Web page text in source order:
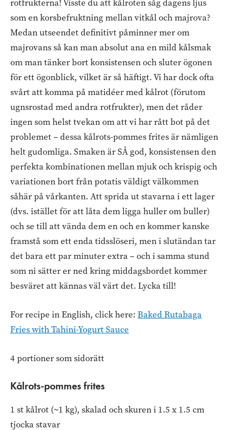
rotfrukterna! Visste du att kålroten såg dagens ljus
som en korsbefruktning mellan vitkål och majrova?
Medan utseendet definitivt påminner mer om
majrovans så kan man absolut ana en mild kålsmak
om man tänker bort konsistensen och sluter ögonen
för ett ögonblick, vilket är så häftigt. Vi har dock ofta
svårt att komma på matidéer med kålrot (förutom
ugnsrostad med andra rotfrukter), men det råder
ingen som helst tvekan om att vi har rått bot på det
problemet – dessa kålrots-pommes frites är nämligen
helt gudomliga. Smaken är SÅ god, konsistensen den
perfekta kombinationen mellan mjuk och krispig och
variationen bort från potatis väldigt välkommen
såhär på vårkanten. Att sprida ut stavarna i ett lager
(dvs. istället för att låta dem ligga huller om buller)
och se till att vända dem en och en kommer kanske
framstå som ett enda tidsslöseri, men i slutändan tar
det bara ett par minuter extra – och i samma stund
som ni sätter er ned kring middagsbordet kommer
besväret att kännas väl värt det. Lycka till!
For recipe in English, click here: Baked Rutabaga
Fries with Tahini-Yogurt Sauce
4 portioner som sidorätt
Kålrots-pommes frites
1 st kålrot (~1 kg), skalad och skuren i 1.5 x 1.5 cm
tjocka stavar